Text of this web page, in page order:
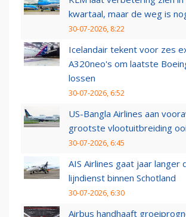
kwartaal, maar de weg is
30-07-2026, 8:22
Icelandair tekent voor zes
A320neo's om laatste
lossen
30-07-2026, 6:52
US-Bangla Airlines aan
grootste vlootuitbreiding
30-07-2026, 6:45
AIS Airlines gaat jaar langer
lijndienst binnen Schotland
30-07-2026, 6:30
Airbus handhaaft